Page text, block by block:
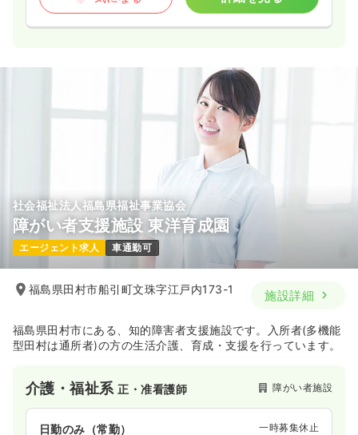
社会福祉法人福島県福祉事業協会
障がい者支援施設 東洋育成園
エージェント求人 車通勤可
福島県田村市船引町文珠字江戸内173-1 施設詳細
福島県田村市にある、知的障害者支援施設です。入所者(多機能
型田村は通所者)の方の生活介護、育成・支援を行っています。
介護・福祉系正・准看護師 障がい者施設
日勤のみ（常勤） 一時募集休止